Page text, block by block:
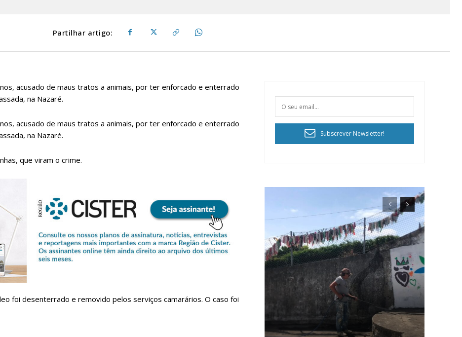
Planos de Assinatura
se assinante do Região de Cister e ajude-nos a manter este serviço público!
Partilhar artigo:
acusado de maus tratos a animais, por ter enforcado e enterrado
na Nazaré.
acusado de maus tratos a animais, por ter enforcado e enterrado
na Nazaré.
que viram o crime.
foi desenterrado e removido pelos serviços camarários. O caso foi
Subscrever Newsletter!